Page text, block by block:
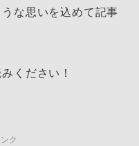
な思いを込めて記事
ください！
ク